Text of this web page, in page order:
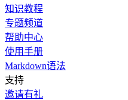
知识教程
专题频道
帮助中心
使用手册
Markdown语法
支持
邀请有礼